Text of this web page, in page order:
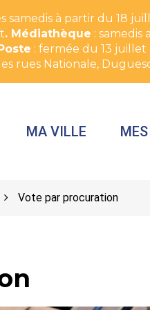
samedis à partir du 18
. Médiathèque : samedis
: fermée du 13 juillet
rues Nationale,
MA VILLE
Vote par procuration